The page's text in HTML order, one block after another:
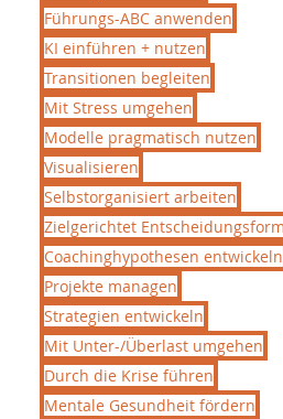
Führungs-ABC anwenden
KI einführen + nutzen
Transitionen begleiten
Mit Stress umgehen
Modelle pragmatisch nutzen
Visualisieren
Selbstorganisiert arbeiten
Coachinghypothesen entwickeln
Projekte managen
Strategien entwickeln
Mit Unter-/Überlast umgehen
Durch die Krise führen
Mentale Gesundheit fördern